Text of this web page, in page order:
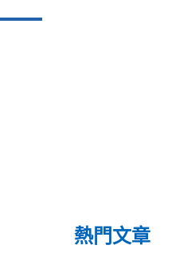
熱門文章